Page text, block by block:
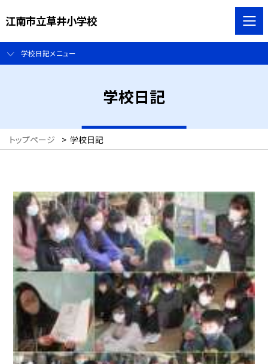
江南市立草井小学校
学校日記メニュー
学校日記
トップページ > 学校日記